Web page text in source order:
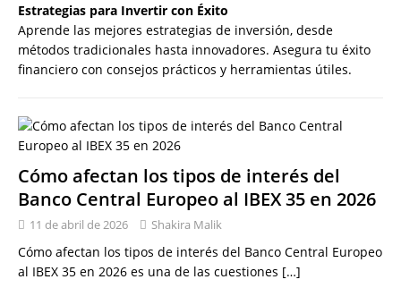
Estrategias para Invertir con Éxito
Aprende las mejores estrategias de inversión, desde
métodos tradicionales hasta innovadores. Asegura tu éxito
financiero con consejos prácticos y herramientas útiles.
Cómo afectan los tipos de interés del
Banco Central Europeo al IBEX 35 en 2026
11 de abril de 2026 Shakira Malik
Cómo afectan los tipos de interés del Banco Central Europeo
al IBEX 35 en 2026 es una de las cuestiones […]